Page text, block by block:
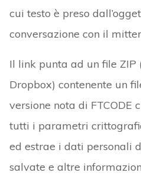
cui testo è preso
conversazione con il
Il link punta ad un file ZIP
Dropbox) contenente un
versione nota di FTCODE
tutti i parametri
ed estrae i dati personali
salvate e altre